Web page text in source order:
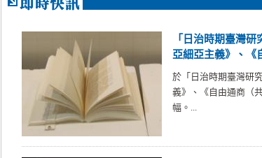
「日治時期臺灣
亞細亞主義》、《
於「日治時期臺灣研
義》、《自由通商（
幅。...